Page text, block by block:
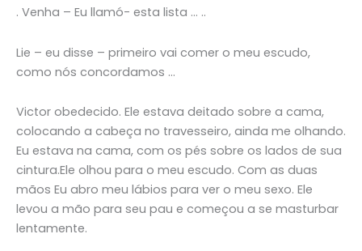
. Venha – Eu llamó- esta lista … ..
Lie – eu disse – primeiro vai comer o meu escudo,
como nós concordamos …
Victor obedecido. Ele estava deitado sobre a cama,
colocando a cabeça no travesseiro, ainda me olhando.
Eu estava na cama, com os pés sobre os lados de sua
cintura.Ele olhou para o meu escudo. Com as duas
mãos Eu abro meu lábios para ver o meu sexo. Ele
levou a mão para seu pau e começou a se masturbar
lentamente.